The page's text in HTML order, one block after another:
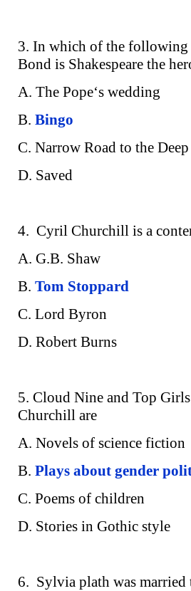
3. In which of the following
Bond is Shakespeare the
A. The Pope‘s wedding
B. Bingo
C. Narrow Road to the
D. Saved
4. Cyril Churchill is a
A. G.B. Shaw
B. Tom Stoppard
C. Lord Byron
D. Robert Burns
5. Cloud Nine and Top
Churchill are
A. Novels of science fiction
B. Plays about gender
C. Poems of children
D. Stories in Gothic style
6. Sylvia plath was married